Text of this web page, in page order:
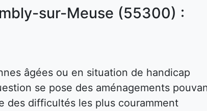
sur-Meuse (55300) :
âgées ou en situation de handicap
se pose des aménagements
des difficultés les plus couramment